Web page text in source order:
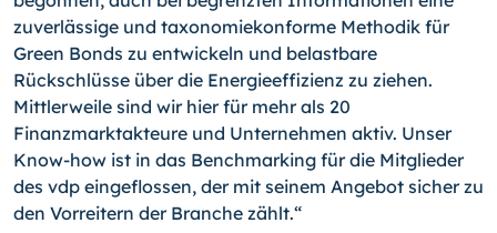
zuverlässige und taxonomiekonforme Methodik für
Green Bonds zu entwickeln und belastbare
Rückschlüsse über die Energieeffizienz zu ziehen.
Mittlerweile sind wir hier für mehr als 20
Finanzmarktakteure und Unternehmen aktiv. Unser
Know-how ist in das Benchmarking für die Mitglieder
des vdp eingeflossen, der mit seinem Angebot sicher zu
den Vorreitern der Branche zählt.“